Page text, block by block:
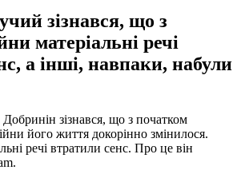
зізнався, що з
матеріальні речі
а інші, навпаки, набули
зізнався, що з початком
його життя докорінно змінилося.
речі втратили сенс. Про це він